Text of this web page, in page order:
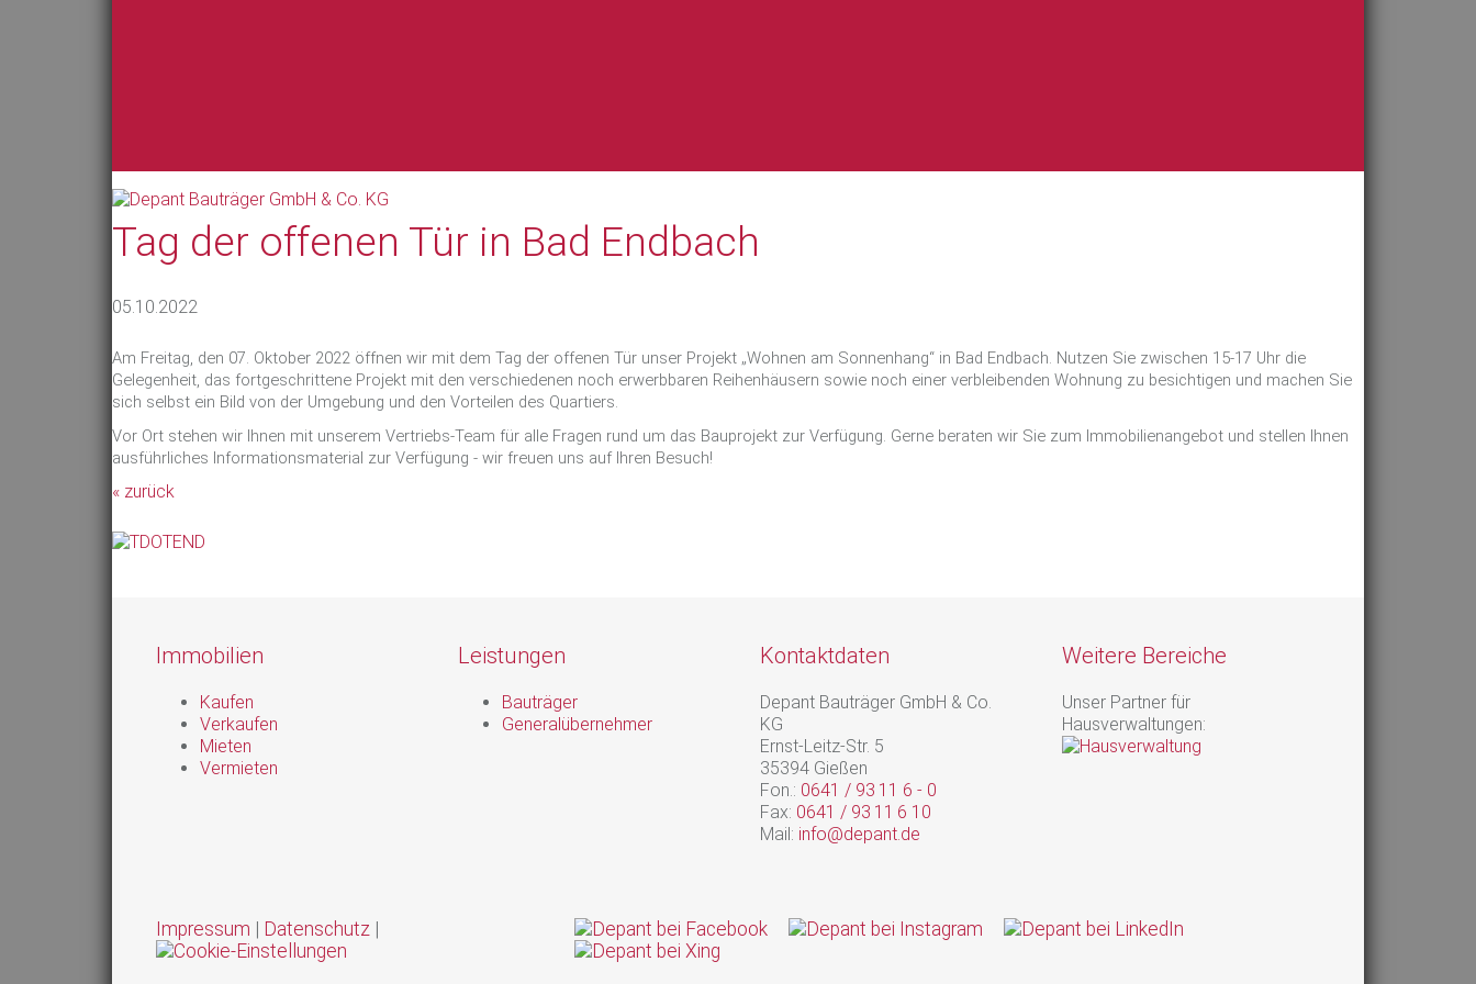
Tag der offenen Tür in Bad Endbach
05.10.2022
Am Freitag, den 07. Oktober 2022 öffnen wir mit dem Tag der offenen Tür unser Projekt „Wohnen am Sonnenhang“ in Bad Endbach. Nutzen Sie zwischen 15-17 Uhr die
Gelegenheit, das fortgeschrittene Projekt mit den verschiedenen noch erwerbbaren Reihenhäusern sowie noch einer verbleibenden Wohnung zu besichtigen und machen Sie
sich selbst ein Bild von der Umgebung und den Vorteilen des Quartiers.
Vor Ort stehen wir Ihnen mit unserem Vertriebs-Team für alle Fragen rund um das Bauprojekt zur Verfügung. Gerne beraten wir Sie zum Immobilienangebot und stellen Ihnen
ausführliches Informationsmaterial zur Verfügung - wir freuen uns auf Ihren Besuch!
« zurück
Immobilien
Kaufen
Verkaufen
Mieten
Vermieten
Leistungen
Bauträger
Generalübernehmer
Kontaktdaten
Depant Bauträger GmbH & Co.
KG
Ernst-Leitz-Str. 5
35394 Gießen
Fon.: 0641 / 93 11 6 - 0
Fax: 0641 / 93 11 6 10
Mail: info@depant.de
Weitere Bereiche
Unser Partner für
Hausverwaltungen:
Impressum Datenschutz